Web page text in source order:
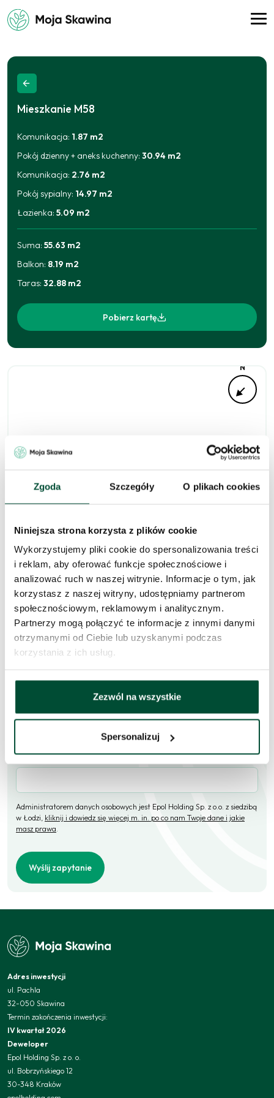
Zgoda Szczegóły O plikach cookies
Niniejsza strona korzysta z plików cookie
Wykorzystujemy pliki cookie do spersonalizowania treści
i reklam, aby oferować funkcje społecznościowe i
analizować ruch w naszej witrynie. Informacje o tym, jak
korzystasz z naszej witryny, udostępniamy partnerom
społecznościowym, reklamowym i analitycznym.
Partnerzy mogą połączyć te informacje z innymi danymi
otrzymanymi od Ciebie lub uzyskanymi podczas
korzystania z ich usług.
Zezwól na wszystkie
Spersonalizuj
Mieszkanie M58
Komunikacja: 1.87 m2
Pokój dzienny + aneks kuchenny:30.94 m2
Komunikacja: 2.76 m2
Pokój sypialny: 14.97 m2
Łazienka:5.09 m2
Suma:55.63 m2
Balkon: 8.19 m2
Taras:32.88 m2
Pobierz kartę
N
Niedostępne
Zapytaj o to
mieszkanie
Skorzystaj z formularza i przekaż naszym doradcom prośbę o
kontakt w sprawie tego mieszkania.
Skontaktujemy się w przeciągu 1 dnia roboczego
Imię i nazwisko
Telefon (opcjonalne)
Administratorem danych osobowych jest Epol Holding Sp. z o.o. z siedzibą
w Łodzi, kliknij i dowiedz się więcej m. in. po co nam Twoje dane i jakie
masz prawa.
Wyślij zapytanie
Adres inwestycji
ul. Pachla
32-050 Skawina
Termin zakończenia inwestycji:
IV kwartał 2026
Deweloper
Epol Holding Sp. z o. o.
ul. Bobrzyńskiego 12
30-348 Kraków